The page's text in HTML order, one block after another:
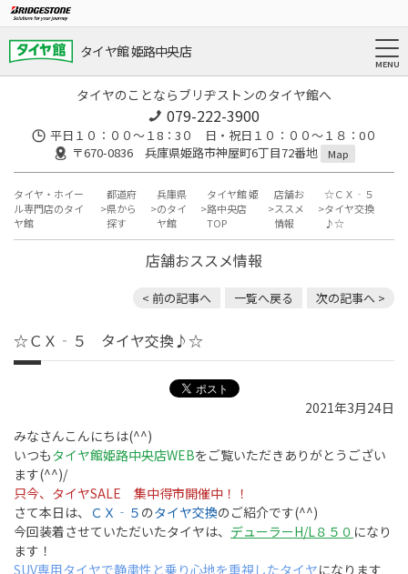
タイヤ館 姫路中央店
タイヤのことならブリヂストンのタイヤ館へ
079-222-3900
平日１０：００～１8：3０ 日・祝日１０：００～１８：0０
〒670-0836 兵庫県姫路市神屋町6丁目72番地
Map
タイヤ・ホイー
ル専門店のタイ
ヤ館
都道府
県から
探す
兵庫県
のタイ
ヤ館
タイヤ館 姫
路中央店
TOP
店舗お
ススメ
情報
☆ＣＸ‐５
タイヤ交換
♪☆
店舗おススメ情報
< 前の記事へ 一覧へ戻る 次の記事へ >
☆ＣＸ‐５ タイヤ交換♪☆
2021年3月24日
みなさんこんにちは(^^)
いつもタイヤ館姫路中央店WEBをご覧いただきありがとうござい
ます(^^)/
只今、タイヤSALE 集中得市開催中！！
さて本日は、 ＣＸ‐５ のタイヤ交換のご紹介です(^^)
今回装着させていただいたタイヤは、 デューラーH/L８５０ になり
ます！
SUV専用タイヤで静粛性と乗り心地を重視したタイヤになります